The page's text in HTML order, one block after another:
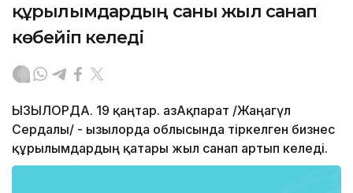
құрылымдардың саны жыл санап
көбейіп келеді
ҚЫЗЫЛОРДА. 19 қаңтар. ҚазАқпарат /Жаңагүл
Сердалы/ - Қызылорда облысында тіркелген бизнес
құрылымдардың қатары жыл санап артып келеді.